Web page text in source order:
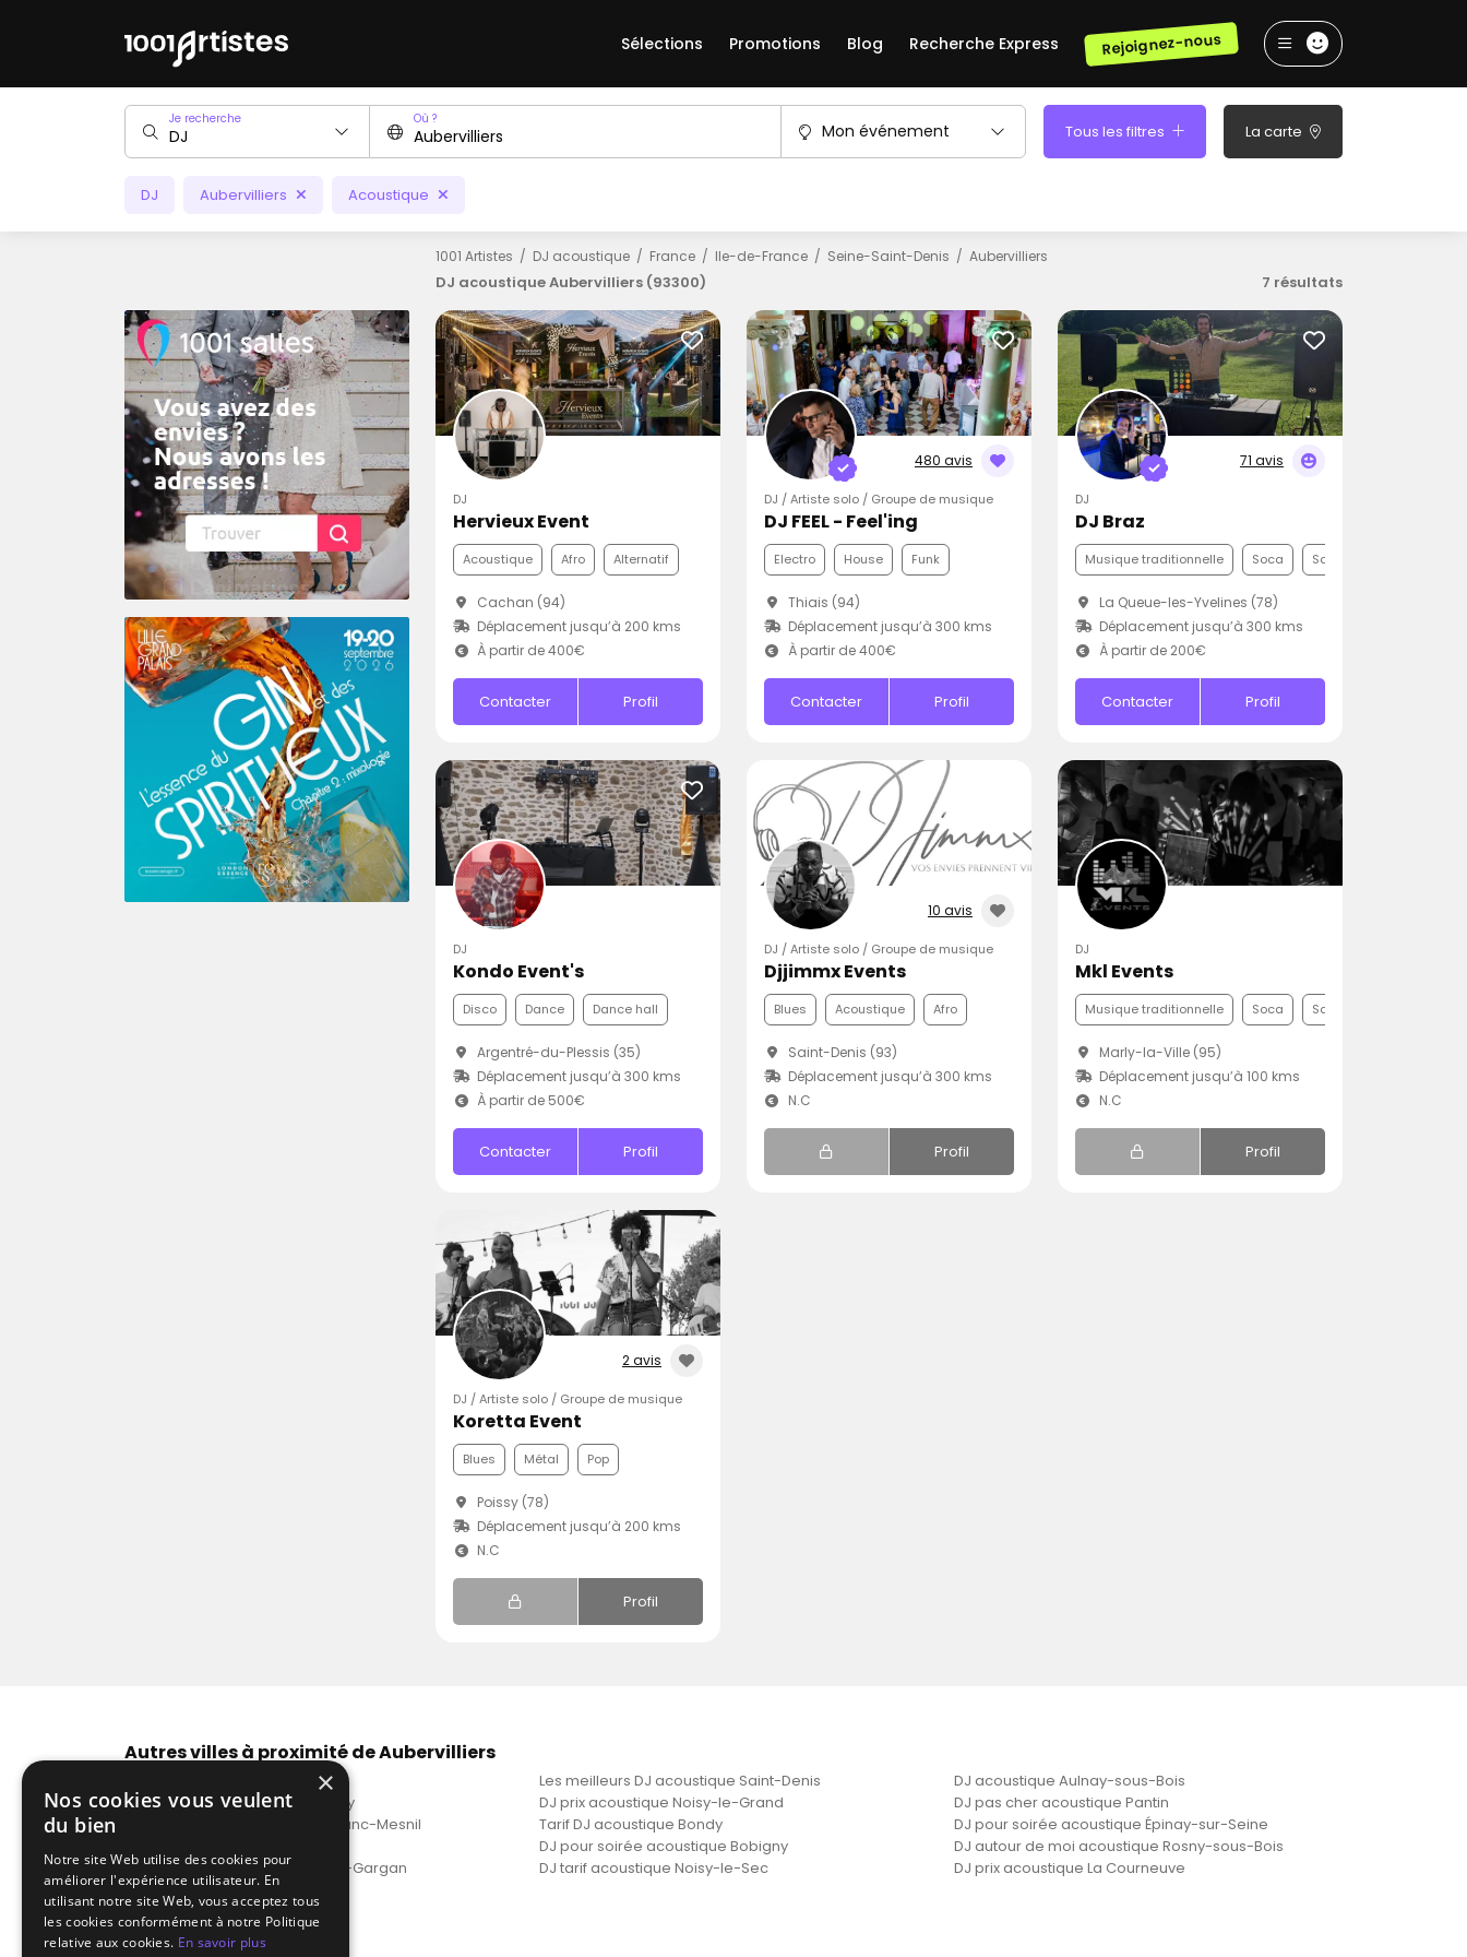
Sélections Promotions Blog Recherche Express Rejoignez-nous
Je recherche Où ?
Mon événement Tous les filtres La carte
DJ Aubervilliers Acoustique
1001 Artistes DJ acoustique France Ile-de-France Seine-Saint-Denis Aubervilliers
DJ acoustique Aubervilliers (93300) 7 résultats
DJ
Hervieux Event
Acoustique Afro Alternatif
Cachan (94)
Déplacement jusqu’à 200 kms
À partir de 400€
Contacter Profil
480 avis
DJ / Artiste solo / Groupe de musique
DJ FEEL - Feel'ing
Electro House Funk
Thiais (94)
Déplacement jusqu’à 300 kms
À partir de 400€
Contacter Profil
71 avis
DJ
DJ Braz
Musique traditionnelle Soca Samba
La Queue-les-Yvelines (78)
Déplacement jusqu’à 300 kms
À partir de 200€
Contacter Profil
DJ
Kondo Event's
Disco Dance Dance hall
Argentré-du-Plessis (35)
Déplacement jusqu’à 300 kms
À partir de 500€
Contacter Profil
10 avis
DJ / Artiste solo / Groupe de musique
Djjimmx Events
Blues Acoustique Afro
Saint-Denis (93)
Déplacement jusqu’à 300 kms
N.C
Profil
DJ
Mkl Events
Musique traditionnelle Soca Samba
Marly-la-Ville (95)
Déplacement jusqu’à 100 kms
N.C
Profil
2 avis
DJ / Artiste solo / Groupe de musique
Koretta Event
Blues Métal Pop
Poissy (78)
Déplacement jusqu’à 200 kms
N.C
Profil
Autres villes à proximité de Aubervilliers
Tarif DJ acoustique Montreuil Les meilleurs DJ acoustique Saint-Denis
DJ acoustique Aulnay-sous-Bois
DJ animation acoustique Drancy
DJ prix acoustique Noisy-le-Grand
DJ pas cher acoustique Pantin
Recherche DJ acoustique Le Blanc-Mesnil
Tarif DJ acoustique Bondy
DJ pour soirée acoustique Épinay-sur-Seine
DJ pour soirée acoustique Bobigny
DJ autour de moi acoustique Rosny-sous-Bois
DJ pour soirée acoustique Livry-Gargan
DJ tarif acoustique Noisy-le-Sec
DJ prix acoustique La Courneuve
Voir plus
×
Nos cookies vous veulent
du bien
Notre site Web utilise des cookies pour
améliorer l'expérience utilisateur. En
utilisant notre site Web, vous acceptez tous
les cookies conformément à notre Politique
relative aux cookies. En savoir plus